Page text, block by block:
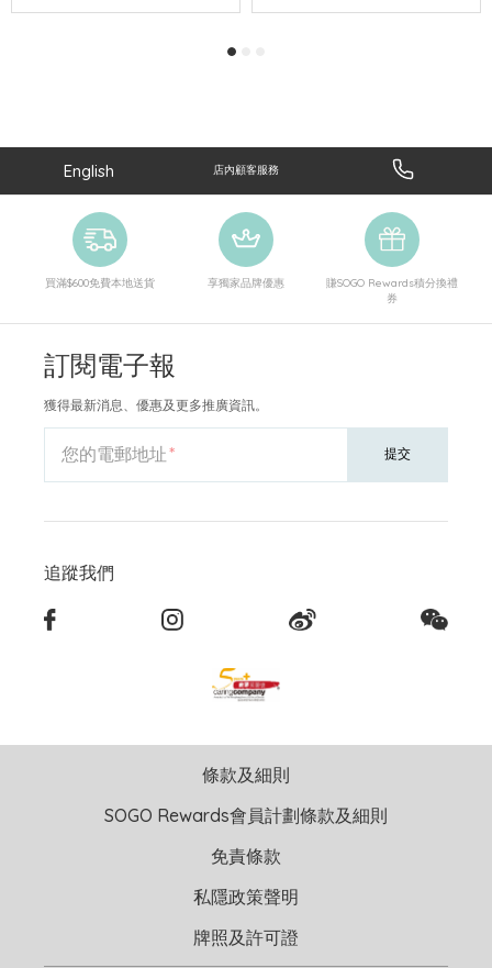
English 店內顧客服務
買滿$600免費本地送貨 享獨家品牌優惠
賺SOGO Rewards積分換禮
券
訂閱電子報
獲得最新消息、優惠及更多推廣資訊。
您的電郵地址 提交
追蹤我們
條款及細則
SOGO Rewards會員計劃條款及細則
免責條款
私隱政策聲明
牌照及許可證